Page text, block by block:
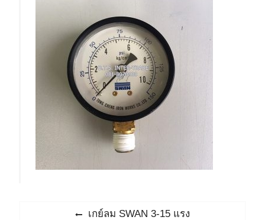
Previous
เกย์ลม SWAN 3-15 แรง